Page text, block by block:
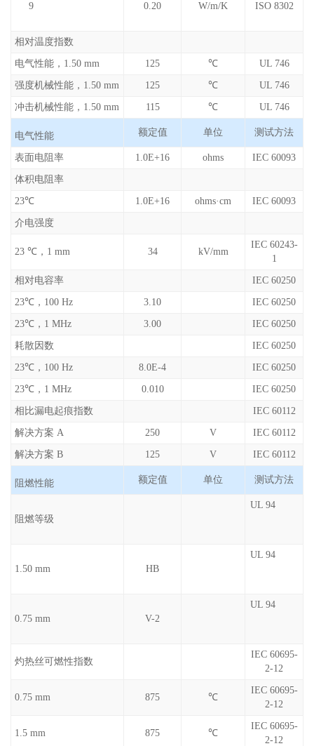
9
0.20 W/m/K ISO 8302
相对温度指数
电气性能，1.50 mm 125 ℃ UL 746
强度机械性能，1.50 mm 125 ℃ UL 746
冲击机械性能，1.50 mm 115 ℃ UL 746
电气性能 额定值 单位 测试方法
表面电阻率 1.0E+16 ohms IEC 60093
体积电阻率
23℃ 1.0E+16 ohms·cm IEC 60093
介电强度
23 ℃，1 mm 34 kV/mm
IEC 60243-
1
相对电容率 IEC 60250
23℃，100 Hz 3.10 IEC 60250
23℃，1 MHz 3.00 IEC 60250
耗散因数 IEC 60250
23℃，100 Hz 8.0E-4 IEC 60250
23℃，1 MHz 0.010 IEC 60250
相比漏电起痕指数 IEC 60112
解决方案 A 250 V IEC 60112
解决方案 B 125 V IEC 60112
阻燃性能 额定值 单位 测试方法
阻燃等级
UL 94
1.50 mm HB
UL 94
0.75 mm V-2
UL 94
灼热丝可燃性指数
IEC 60695-
2-12
0.75 mm 875 ℃
IEC 60695-
2-12
1.5 mm 875 ℃
IEC 60695-
2-12